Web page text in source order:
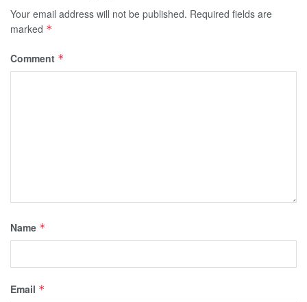
Your email address will not be published. Required fields are
marked *
Comment *
Name *
Email *